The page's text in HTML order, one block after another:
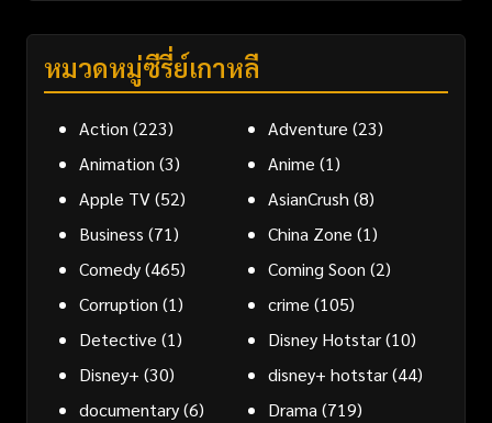
หมวดหมู่ซีรี่ย์เกาหลี
Action (223) Adventure (23)
Animation (3) Anime (1)
Apple TV(52) AsianCrush (8)
Business (71) China Zone (1)
Comedy(465) Coming Soon (2)
Corruption (1) crime (105)
Detective (1) Disney Hotstar(10)
Disney+ (30) disney+ hotstar(44)
documentary(6) Drama (719)